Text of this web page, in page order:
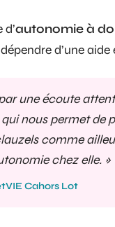
autonomie à
d’une
une écoute
nous permet de
comme
chez elle. »
Cahors Lot